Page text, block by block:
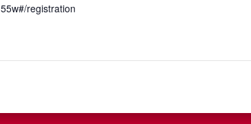
55w#/registration